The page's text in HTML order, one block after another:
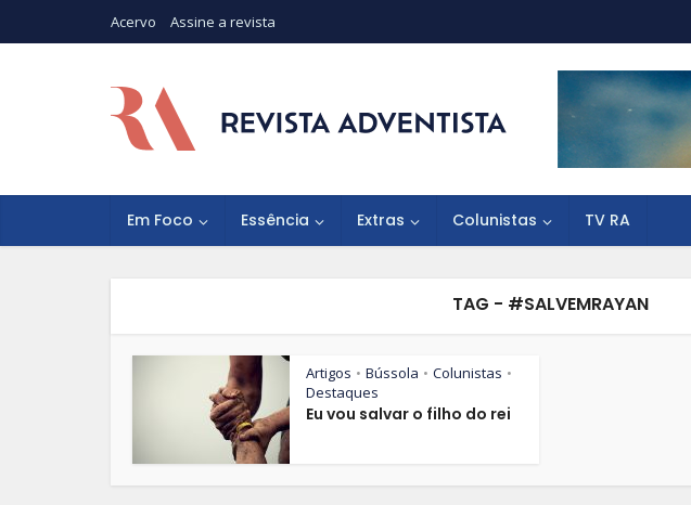
Acervo Assine a revista
Em Foco Essência Extras Colunistas TV RA
TAG - #SALVEMRAYAN
Artigos • Bússola • Colunistas •
Destaques
Eu vou salvar o filho do rei